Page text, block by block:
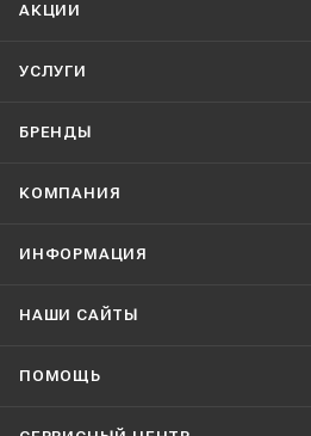
АКЦИИ
УСЛУГИ
БРЕНДЫ
КОМПАНИЯ
ИНФОРМАЦИЯ
НАШИ CАЙТЫ
ПОМОЩЬ